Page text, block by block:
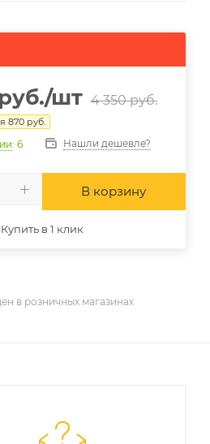
руб./шт 4 350руб.
870руб.
: 6 Нашли дешевле?
В корзину
Купить в 1 клик
в розничных магазинах